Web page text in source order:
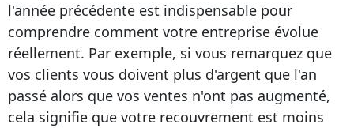
l'année précédente est indispensable pour
comprendre comment votre entreprise évolue
réellement. Par exemple, si vous remarquez que
vos clients vous doivent plus d'argent que l'an
passé alors que vos ventes n'ont pas augmenté,
cela signifie que votre recouvrement est moins